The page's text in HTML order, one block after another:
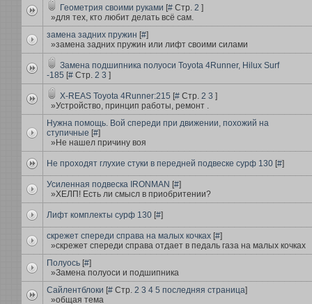
Геометрия своими руками [#Стр. 2 ]
»для тех, кто любит делать всё сам.
замена задних пружин [#]
»замена задних пружин или лифт своими силами
Замена подшипника полуоси Toyota 4Runner, Hilux Surf
-185 [#Стр. 2 3 ]
X-REAS Toyota 4Runner:215 [#Стр. 2 3 ]
»Устройство, принцип работы, ремонт .
Нужна помощь. Вой спереди при движении, похожий на
ступичные [#]
»Не нашел причину воя
Не проходят глухие стуки в передней подвеске сурф 130[#]
Усиленная подвеска IRONMAN [#]
»ХЕЛП! Есть ли смысл в приобритении?
Лифт комплекты сурф 130[#]
скрежет спереди справа на малых кочках[#]
»скрежет спереди справа отдает в педаль газа на малых кочках
Полуось[#]
»Замена полуоси и подшипника
Сайлентблоки [#Стр. 2 3 4 5 последняя страница]
»общая тема